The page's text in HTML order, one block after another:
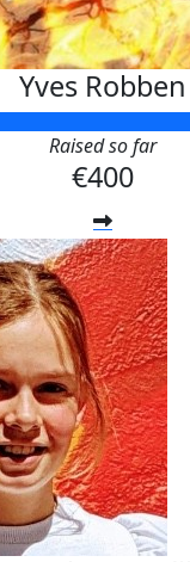
Yves Robben
Raised so far
€400